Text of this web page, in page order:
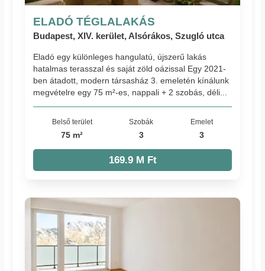
ELADÓ TÉGLALAKÁS
Budapest, XIV. kerület, Alsórákos, Szugló utca
Eladó egy különleges hangulatú, újszerű lakás
hatalmas terasszal és saját zöld oázissal Egy 2021-
ben átadott, modern társasház 3. emeletén kínálunk
megvételre egy 75 m²-es, nappali + 2 szobás, déli...
Belső terület
75 m²
Szobák
3
Emelet
3
169.9 M Ft